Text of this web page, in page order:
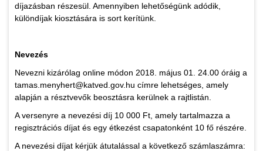
díjazásban részesül. Amennyiben lehetőségünk adódik,
különdíjak kiosztására is sort kerítünk.
Nevezés
Nevezni kizárólag online módon 2018. május 01. 24.00 óráig a
tamas.menyhert@katved.gov.hu címre lehetséges, amely
alapján a résztvevők beosztásra kerülnek a rajtlistán.
A versenyre a nevezési díj 10 000 Ft, amely tartalmazza a
regisztrációs díjat és egy étkezést csapatonként 10 fő részére.
A nevezési díjat kérjük átutalással a következő számlaszámra: